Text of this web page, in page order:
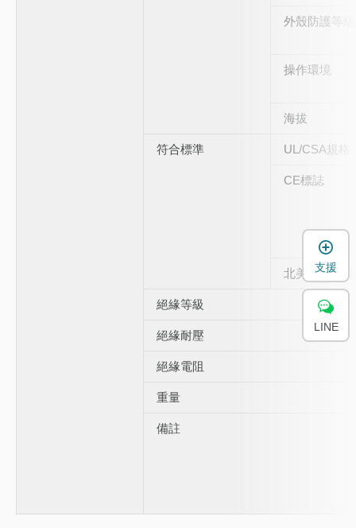
外殼防護等級
操作環境
海拔
符合標準 UL/CSA規格
CE標誌
北美EMI規制
絕緣等級
絕緣耐壓
絕緣電阻
重量
備註
支援
LINE